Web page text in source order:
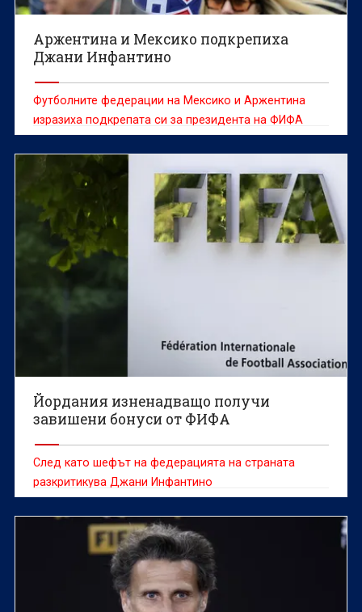
Аржентина и Мексико подкрепиха
Джани Инфантино
Футболните федерации на Мексико и Аржентина
изразиха подкрепата си за президента на ФИФА
Джани Инфантино в момент, в който шефът на
световния футбол е изправен пред остри критики
заради вече оттегленото предложение за продажба
на част от търговските права за Световното
първенство, съобщава Ройтерс.
Йордания изненадващо получи
завишени бонуси от ФИФА
След като шефът на федерацията на страната
разкритикува Джани Инфантино